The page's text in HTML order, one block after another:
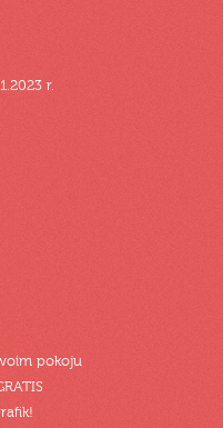
r.
pokoju